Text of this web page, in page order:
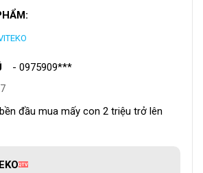
Nếu bạn muốn mua thiết bị này thì
máy hút chân không P280 và
chân không gia đình có nhiều lượt bán
giá 2 phiên bản chênh lệch khoảng
vậy, cùng chúng tôi tìm hiểu sau đây.
- 0975909***
đầu mua mấy con 2 triệu trở lên
QTV